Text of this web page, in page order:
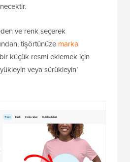
ve renk seçerek
tişörtünüze marka
küçük resmi eklemek için
yükleyin veya sürükleyin’